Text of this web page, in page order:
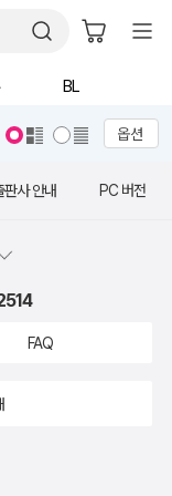
BL
옵션
판사 안내 PC 버전
FAQ